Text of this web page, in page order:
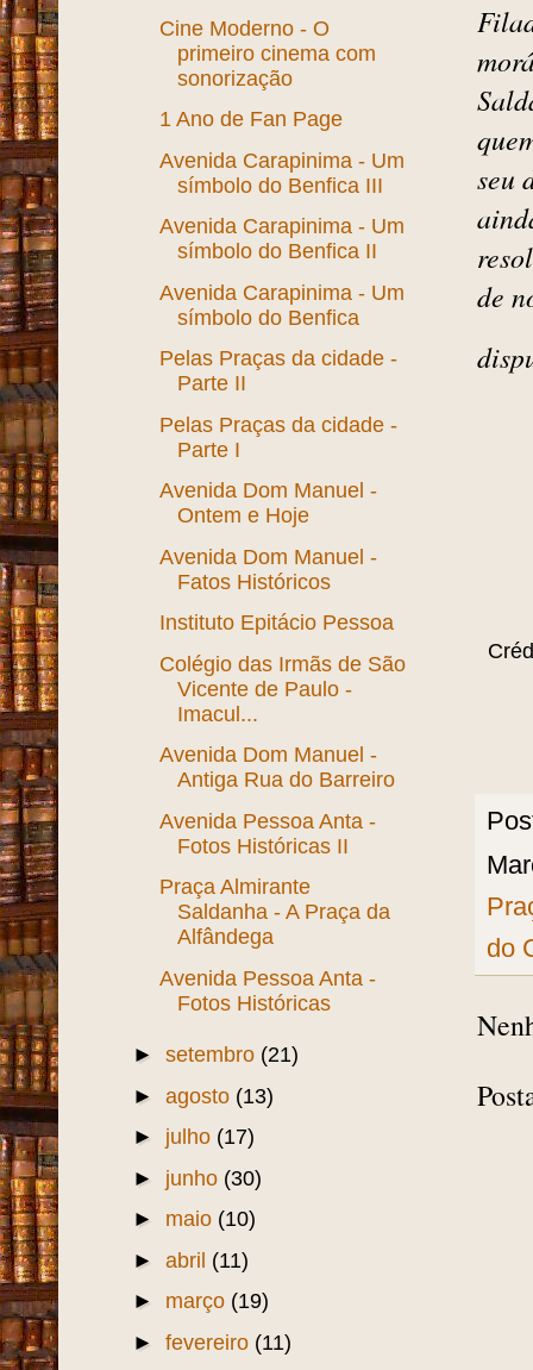
seu
de
do
Cine Moderno - O
primeiro cinema com
sonorização
1 Ano de Fan Page
Avenida Carapinima - Um
símbolo do Benfica III
Avenida Carapinima - Um
símbolo do Benfica II
Avenida Carapinima - Um
símbolo do Benfica
Pelas Praças da cidade -
Parte II
Pelas Praças da cidade -
Parte I
Avenida Dom Manuel -
Ontem e Hoje
Avenida Dom Manuel -
Fatos Históricos
Instituto Epitácio Pessoa
Colégio das Irmãs de São
Vicente de Paulo -
Imacul...
Avenida Dom Manuel -
Antiga Rua do Barreiro
Avenida Pessoa Anta -
Fotos Históricas II
Praça Almirante
Saldanha - A Praça da
Alfândega
Avenida Pessoa Anta -
Fotos Históricas
► setembro (21)
► agosto (13)
► julho (17)
► junho (30)
► maio (10)
► abril (11)
► março (19)
► fevereiro (11)